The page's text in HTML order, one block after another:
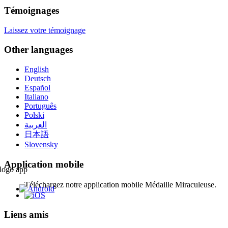
Témoignages
Laissez votre témoignage
Other languages
English
Deutsch
Español
Italiano
Português
Polski
العربية
日本語
Slovensky
Application mobile
Téléchargez notre application mobile Médaille Miraculeuse.
Liens amis